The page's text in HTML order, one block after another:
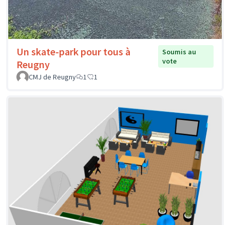
Un skate-park pour tous à
Reugny
Soumis au
vote
CMJ de Reugny
1 1